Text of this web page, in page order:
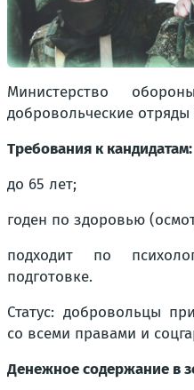
Министерство
добровольческие
Требования к кандидатам:
до 65 лет;
годен по здоровью
подходит по
подготовке.
Статус: добровольцы
со всеми правами и
Денежное содержание в